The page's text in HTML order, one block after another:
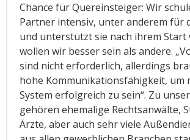
Chance für Quereinsteiger: Wir
Partner intensiv, unter anderem für
und unterstützt sie nach ihrem Start
wollen wir besser sein als andere.
sind nicht erforderlich, allerdings
hohe Kommunikationsfähigkeit, um
System erfolgreich zu sein“. Zu
gehören ehemalige Rechtsanwälte,
Ärzte, aber auch sehr viele